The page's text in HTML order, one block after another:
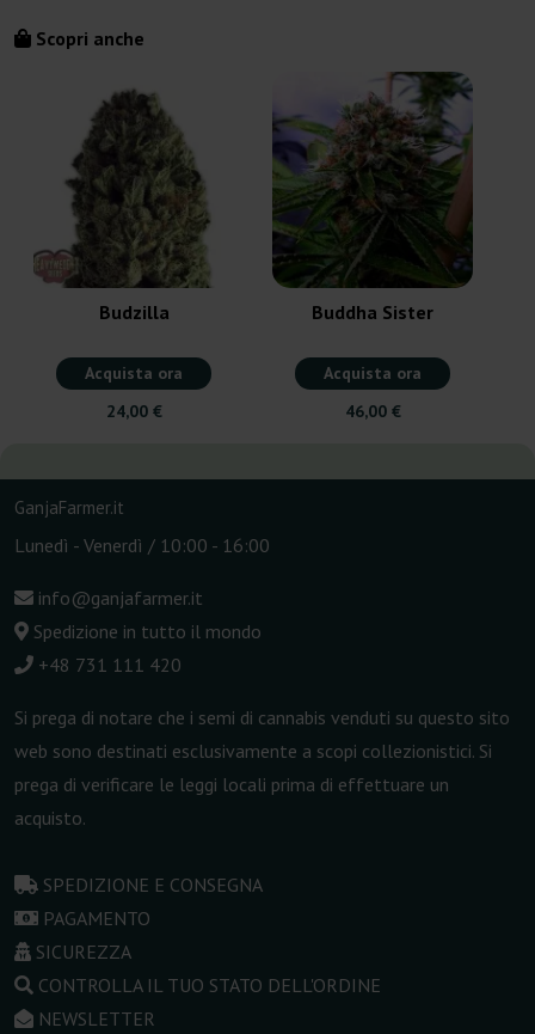
Scopri anche
Budzilla
Acquista ora
24,00 €
Buddha Sister
Acquista ora
46,00 €
GanjaFarmer.it
Lunedì - Venerdì / 10:00 - 16:00
info@ganjafarmer.it
Spedizione in tutto il mondo
+48 731 111 420
Si prega di notare che i semi di cannabis venduti su questo sito
web sono destinati esclusivamente a scopi collezionistici. Si
prega di verificare le leggi locali prima di effettuare un
acquisto.
SPEDIZIONE E CONSEGNA
PAGAMENTO
SICUREZZA
CONTROLLA IL TUO STATO DELL'ORDINE
NEWSLETTER